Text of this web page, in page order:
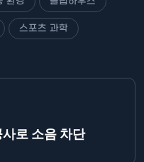
스포츠 과학
로 소음 차단